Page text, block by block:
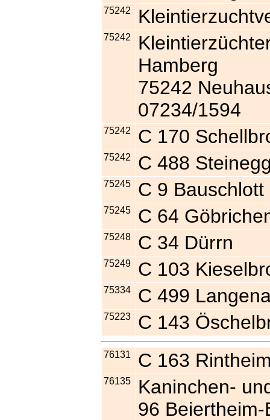
75242
75242
Hamberg
75242
07234/1594
75242 C 170
75242 C 488
75245 C 9 Bauschlott
75245 C 64
75248 C 34 Dürrn
75249 C 103
75334 C 499
75223 C 143
76131 C 163
76135
Kaninchen-
96 Beiertheim-